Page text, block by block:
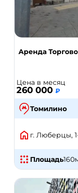
Аренда
Цена в месяц
260 000 ₽
Томилино
г. Люберцы,
Площадь160